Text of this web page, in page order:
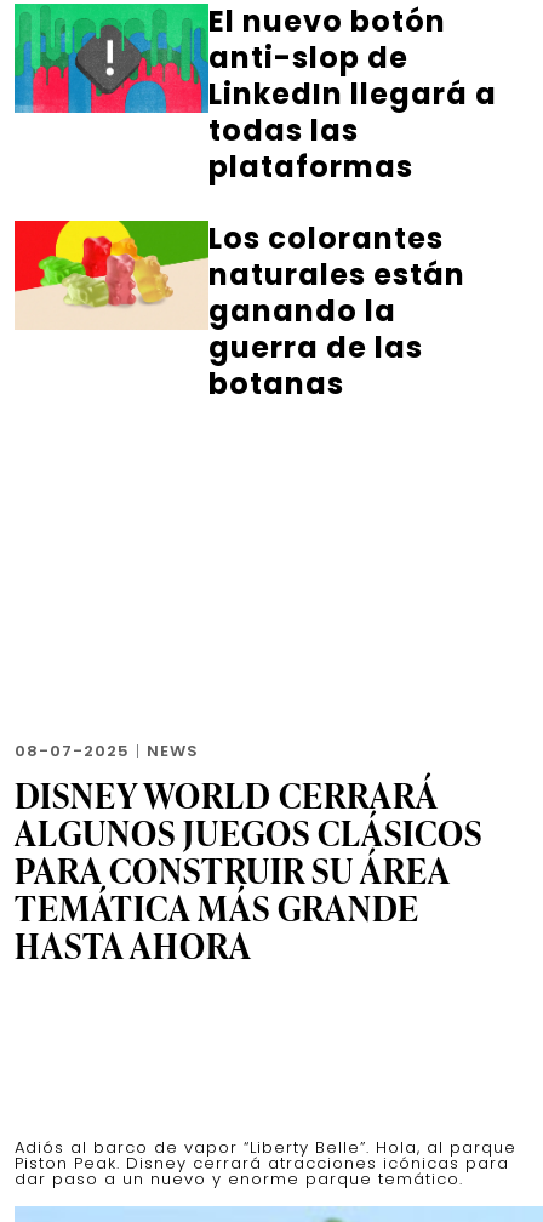
El nuevo botón
anti-slop de
LinkedIn llegará a
todas las
plataformas
Los colorantes
naturales están
ganando la
guerra de las
botanas
08-07-2025 | NEWS
DISNEY WORLD CERRARÁ
ALGUNOS JUEGOS CLÁSICOS
PARA CONSTRUIR SU ÁREA
TEMÁTICA MÁS GRANDE
HASTA AHORA
Adiós al barco de vapor “Liberty Belle”. Hola, al parque
Piston Peak. Disney cerrará atracciones icónicas para
dar paso a un nuevo y enorme parque temático.